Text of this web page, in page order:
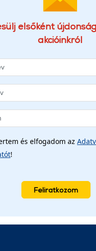
elsőként
akcióinkról
és elfogadom az
!
Feliratkozom